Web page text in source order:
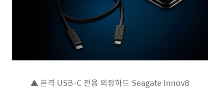
▲ 본격 USB-C 전용 외장하드 Seagate Innov8